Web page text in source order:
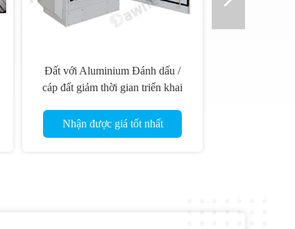
Đất với Aluminium Đánh dấu /
cáp đất giảm thời gian triển khai
Nhận được giá tốt nhất